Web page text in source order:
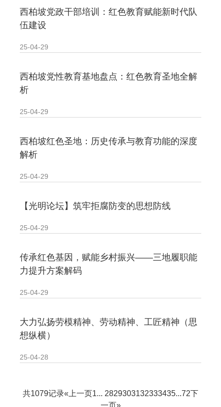
西柏坡党政干部培训：红色教育赋能新时代队
伍建设
25-04-29
西柏坡党性教育基地盘点：红色教育圣地全解
析‌
25-04-29
西柏坡红色圣地：历史传承与教育功能的深度
解析
25-04-29
【光明论坛】筑牢拒腐防变的思想防线
25-04-29
传承红色基因，赋能乡村振兴——三地履职能
力提升方案解码
25-04-29
大力弘扬劳模精神、劳动精神、工匠精神（思
想纵横）
25-04-28
共1079记录«上一页1... 2829303132333435...72下
一页»